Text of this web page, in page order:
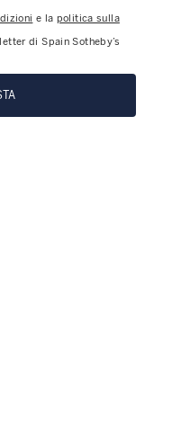
e la politica sulla
di Spain Sotheby’s